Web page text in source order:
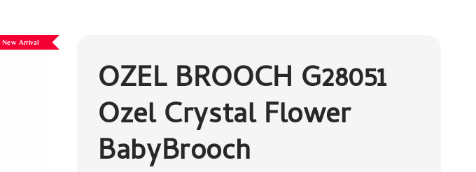
New Arrival
OZEL BROOCH G28051
Ozel Crystal Flower
BabyBrooch